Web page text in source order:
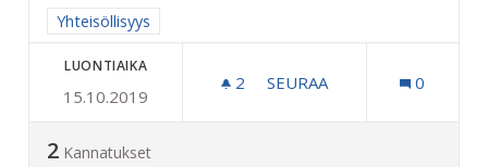
Rajaa tulokset aihepiirin mukaan: Yhteisöllisyys
Yhteisöllisyys
LUONTIAIKA
15.10.2019
2 2 SEURAAJAA
SEURAA 0
2 Kannatukset